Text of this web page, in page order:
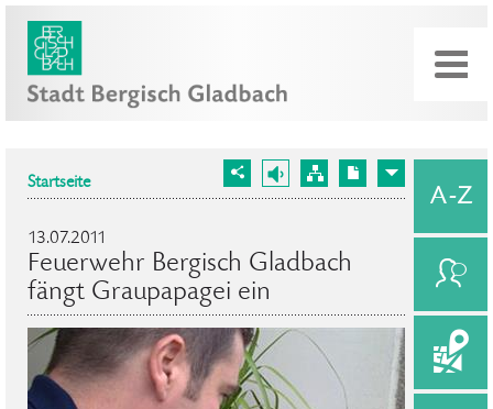
Startseite
13.07.2011
Feuerwehr Bergisch Gladbach
fängt Graupapagei ein